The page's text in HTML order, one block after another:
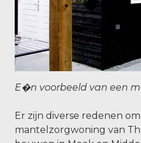
E�n voorbeeld van een
Er zijn diverse redenen
mantelzorgwoning van